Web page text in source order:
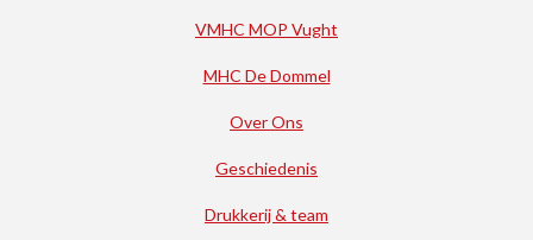
VMHC MOP Vught
MHC De Dommel
Over Ons
Geschiedenis
Drukkerij & team